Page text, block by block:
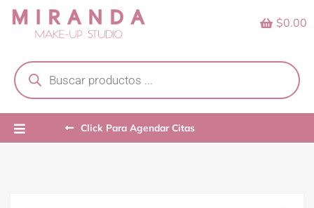
Skip
search
$0.00
Click Para Agendar Citas